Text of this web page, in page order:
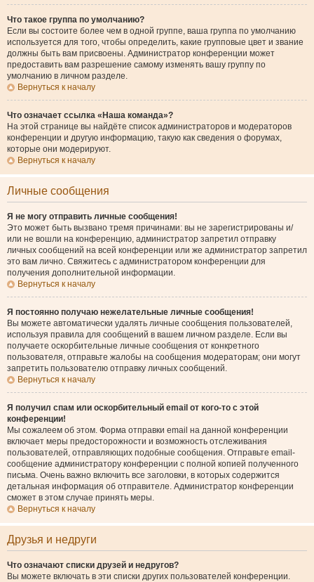
Что такое группа по умолчанию?
Если вы состоите более чем в одной группе, ваша группа по умолчанию
используется для того, чтобы определить, какие групповые цвет и звание
должны быть вам присвоены. Администратор конференции может
предоставить вам разрешение самому изменять вашу группу по
умолчанию в личном разделе.
Вернуться к началу
Что означает ссылка «Наша команда»?
На этой странице вы найдёте список администраторов и модераторов
конференции и другую информацию, такую как сведения о форумах,
которые они модерируют.
Вернуться к началу
Личные сообщения
Я не могу отправить личные сообщения!
Это может быть вызвано тремя причинами: вы не зарегистрированы и/
или не вошли на конференцию, администратор запретил отправку
личных сообщений на всей конференции или же администратор запретил
это вам лично. Свяжитесь с администратором конференции для
получения дополнительной информации.
Вернуться к началу
Я постоянно получаю нежелательные личные сообщения!
Вы можете автоматически удалять личные сообщения пользователей,
используя правила для сообщений в вашем личном разделе. Если вы
получаете оскорбительные личные сообщения от конкретного
пользователя, отправьте жалобы на сообщения модераторам; они могут
запретить пользователю отправку личных сообщений.
Вернуться к началу
Я получил спам или оскорбительный email от кого-то с этой
конференции!
Мы сожалеем об этом. Форма отправки email на данной конференции
включает меры предосторожности и возможность отслеживания
пользователей, отправляющих подобные сообщения. Отправьте email-
сообщение администратору конференции с полной копией полученного
письма. Очень важно включить все заголовки, в которых содержится
детальная информация об отправителе. Администратор конференции
сможет в этом случае принять меры.
Вернуться к началу
Друзья и недруги
Что означают списки друзей и недругов?
Вы можете включать в эти списки других пользователей конференции.